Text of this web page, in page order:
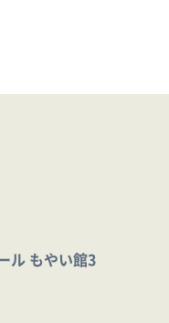
ル もやい館3